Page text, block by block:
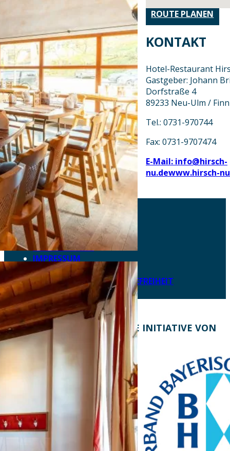
ROUTE PLANEN
KONTAKT
Hotel-Restaurant
Gastgeber: Johann
Dorfstraße 4
89233 Neu-Ulm /
Tel.: 0731-970744
Fax: 0731-9707474
E-Mail: info@hirsch-
nu.dewww.hirsch-
AKTUELLES
DOWNLOADS
DATENSCHUTZ
IMPRESSUM
LEICHTE SPRACHE
ERKLÄRUNG ZUR BARRIEREFREIHEIT
KONTAKT EINE INITIATIVE VON
Bayern Tourist Gmbh
Prinz-Ludwig-Palais
Telefon: +49 89 28760-
117
Fax: +49 89 28760-121